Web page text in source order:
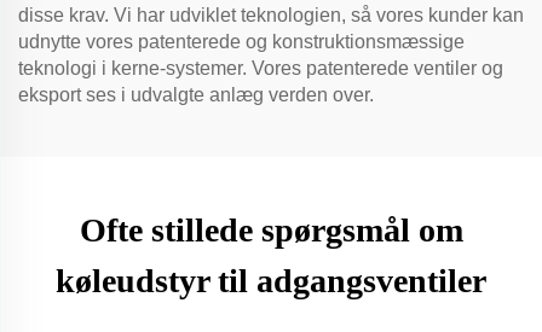
disse krav. Vi har udviklet teknologien, så vores kunder kan
udnytte vores patenterede og konstruktionsmæssige
teknologi i kerne-systemer. Vores patenterede ventiler og
eksport ses i udvalgte anlæg verden over.
Ofte stillede spørgsmål om
køleudstyr til adgangsventiler